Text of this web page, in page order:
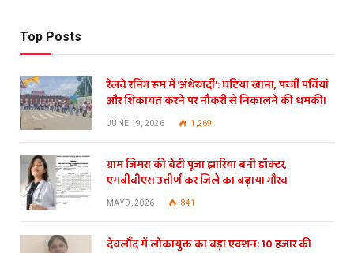
Top Posts
रेलवे रनिंग रूम में ‘अंधेरगर्दी’: घटिया खाना, फर्जी पर्चियां
और शिकायत करने पर नौकरी से निकालने की धमकी!
JUNE 19, 2026 1,269
ग्राम जिमरा की बेटी पूजा झारिया बनी डॉक्टर,
एमबीबीएस उत्तीर्ण कर जिले का बढ़ाया गौरव
MAY 9, 2026 841
देवलौंद में लोकायुक्त का बड़ा एक्शन: 10 हजार की